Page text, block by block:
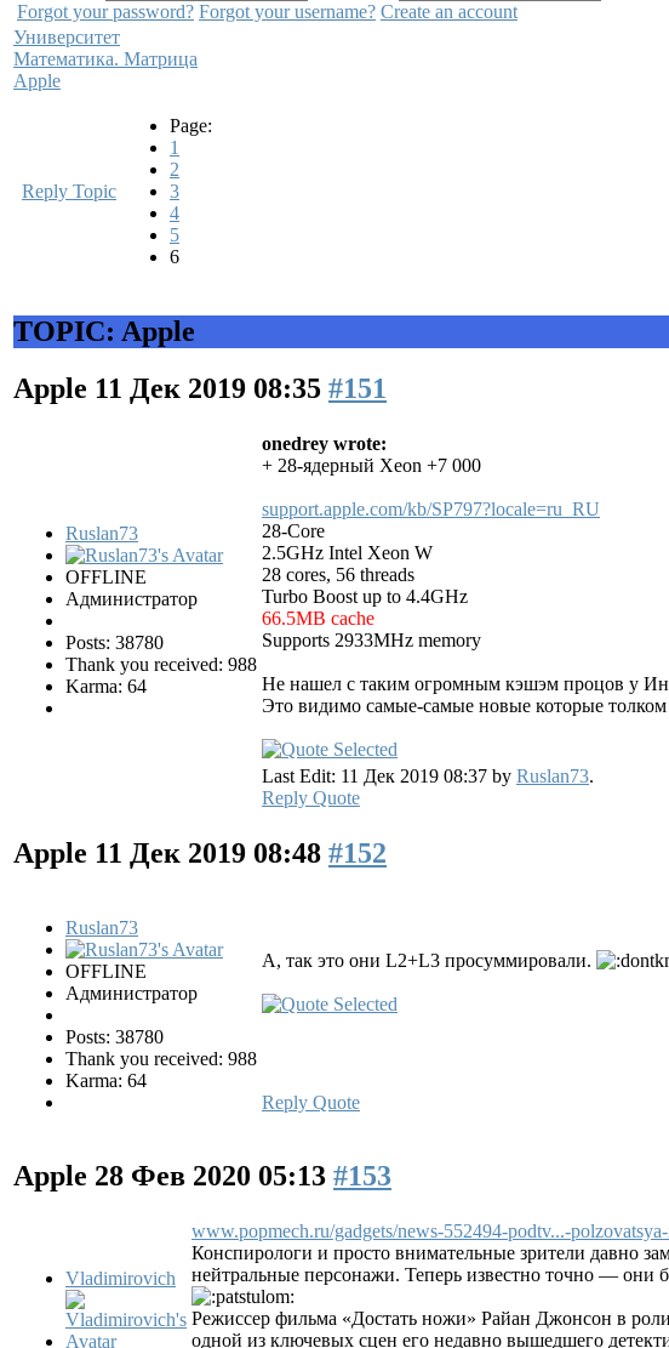
Forgot your password? Forgot your username? Create an account
Университет
Математика. Матрица
Apple
Reply Topic
Page:
1
2
3
4
5
6
TOPIC: Apple
Apple 11 Дек 2019 08:35 #151
Ruslan73
OFFLINE
Администратор
Posts: 38780
Thank you received: 988
Karma: 64
onedrey wrote:
+ 28-ядерный Xeon +7 000
support.apple.com/kb/SP797?locale=ru_RU
28-Core
2.5GHz Intel Xeon W
28 cores, 56 threads
Turbo Boost up to 4.4GHz
66.5MB cache
Supports 2933MHz memory
Не нашел с таким огромным кэшэм процов у
Это видимо самые-самые новые которые
Last Edit: 11 Дек 2019 08:37 by Ruslan73.
Reply Quote
Apple 11 Дек 2019 08:48 #152
Ruslan73
OFFLINE
Администратор
Posts: 38780
Thank you received: 988
Karma: 64
А, так это они L2+L3 просуммировали.
Reply Quote
Apple 28 Фев 2020 05:13 #153
Vladimirovich
www.popmech.ru/gadgets/news-552494-podtv...-
Конспирологи и просто внимательные зрители давно
нейтральные персонажи. Теперь известно точно — они
Режиссер фильма «Достать ножи» Райан Джонсон в
одной из ключевых сцен его недавно вышедшего